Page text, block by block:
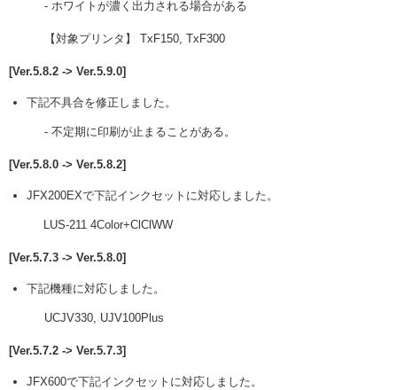
- ホワイトが濃く出力される場合がある
【対象プリンタ】 TxF150, TxF300
[Ver.5.8.2 -> Ver.5.9.0]
下記不具合を修正しました。
- 不定期に印刷が止まることがある。
[Ver.5.8.0 -> Ver.5.8.2]
JFX200EXで下記インクセットに対応しました。
LUS-211 4Color+ClClWW
[Ver.5.7.3 -> Ver.5.8.0]
下記機種に対応しました。
UCJV330, UJV100Plus
[Ver.5.7.2 -> Ver.5.7.3]
JFX600で下記インクセットに対応しました。